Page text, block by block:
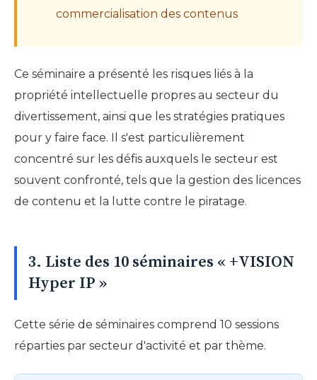
commercialisation des contenus
Ce séminaire a présenté les risques liés à la
propriété intellectuelle propres au secteur du
divertissement, ainsi que les stratégies pratiques
pour y faire face. Il s'est particulièrement
concentré sur les défis auxquels le secteur est
souvent confronté, tels que la gestion des licences
de contenu et la lutte contre le piratage.
3. Liste des 10 séminaires « +VISION
Hyper IP »
Cette série de séminaires comprend 10 sessions
réparties par secteur d'activité et par thème.